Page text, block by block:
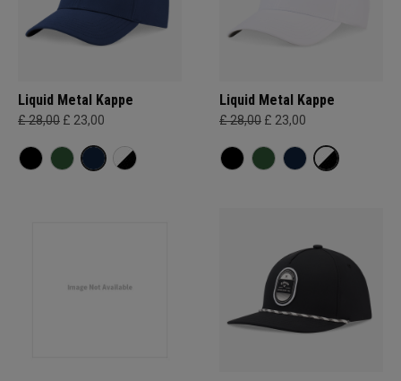
Liquid Metal Kappe
£ 28,00 £ 23,00
Liquid Metal Kappe
£ 28,00 £ 23,00